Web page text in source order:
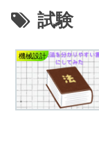
試験
機械設計